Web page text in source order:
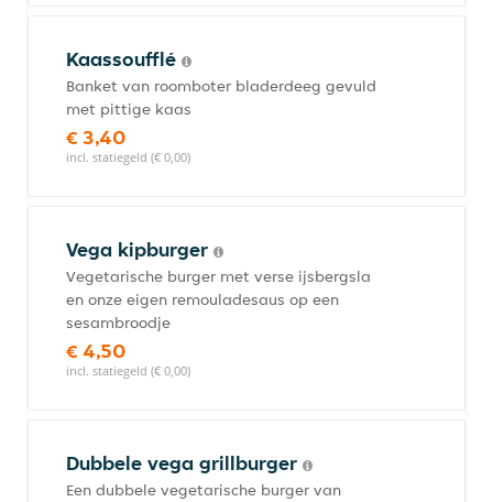
Kaassoufflé
Banket van roomboter bladerdeeg gevuld
met pittige kaas
€ 3,40
incl. statiegeld (€ 0,00)
Vega kipburger
Vegetarische burger met verse ijsbergsla
en onze eigen remouladesaus op een
sesambroodje
€ 4,50
incl. statiegeld (€ 0,00)
Dubbele vega grillburger
Een dubbele vegetarische burger van